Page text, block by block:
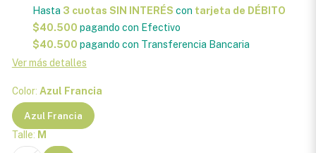
Hasta 3 cuotas SIN INTERÉS con tarjeta de DÉBITO
$40.500 pagando con Efectivo
$40.500 pagando con Transferencia Bancaria
Ver más detalles
Color: Azul Francia
Azul Francia
Talle: M